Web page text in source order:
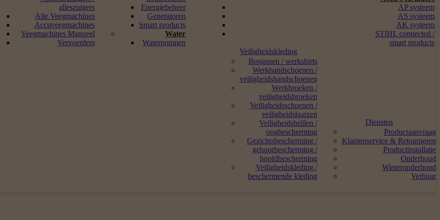
alleszuigers
Alle Veegmachines
Accuveegmachines
Veegmachines Manueel
Vervoerders
Energiebeheer
Generatoren
Smart products
Water
Waterpompen
AP systeem
AS systeem
AK systeem
STIHL connected /
smart products
Veiligheidskleding
Bosjassen / werkshirts
Werkhandschoenen /
veiligheidshandschoenen
Werkbroeken /
veiligheidsbroeken
Veiligheidsschoenen /
veiligheidslaarzen
Veiligheidsbrillen /
oogbescherming
Gezichtsbescherming /
gehoorbescherming /
hoofdbescherming
Veiligheidskleding /
beschermende kleding
Diensten
Productaanvraag
Klantenservice & Retourneren
Productinstallatie
Onderhoud
Winteronderhoud
Verhuur